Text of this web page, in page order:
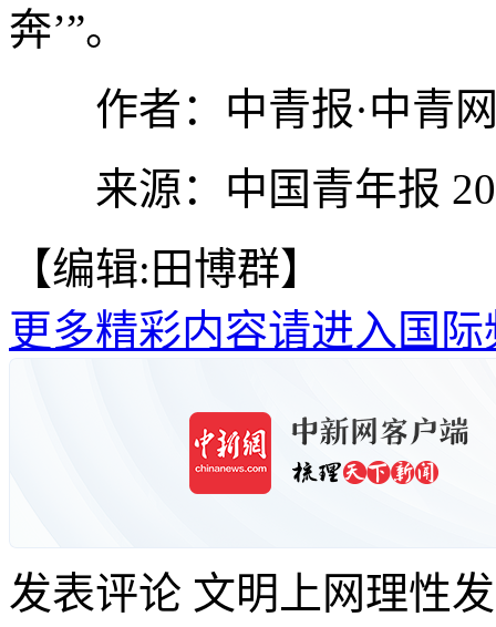
奔’”。
作者：中青报·中青网
来源：中国青年报
【编辑:田博群】
更多精彩内容请进入国际
发表评论 文明上网理性